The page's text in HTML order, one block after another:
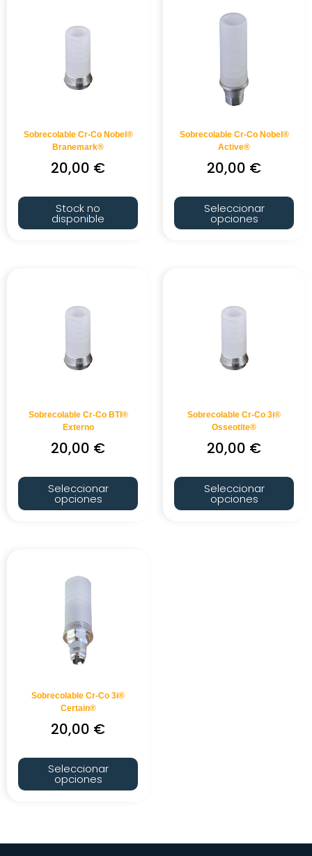
Sobrecolable Cr-Co Nobel®
Branemark®
20,00 €
Stock no
disponible
Sobrecolable Cr-Co Nobel®
Active®
20,00 €
Seleccionar
opciones
Sobrecolable Cr-Co BTI®
Externo
20,00 €
Seleccionar
opciones
Sobrecolable Cr-Co 3i®
Osseotite®
20,00 €
Seleccionar
opciones
Sobrecolable Cr-Co 3i®
Certain®
20,00 €
Seleccionar
opciones